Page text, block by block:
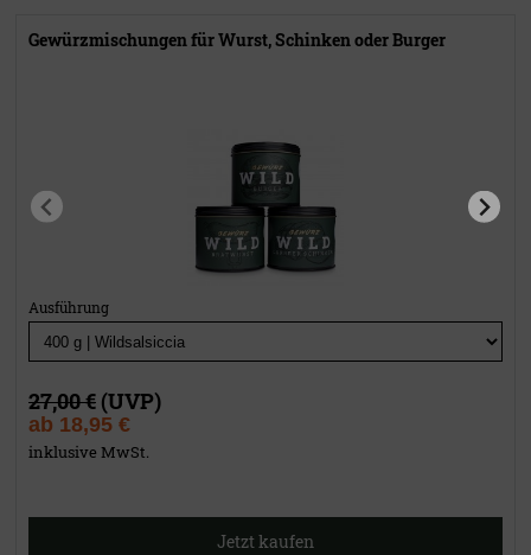
Gewürzmischungen für Wurst, Schinken oder Burger
Ausführung
27,00 € (UVP)
ab 18,95 €
inklusive MwSt.
Jetzt kaufen